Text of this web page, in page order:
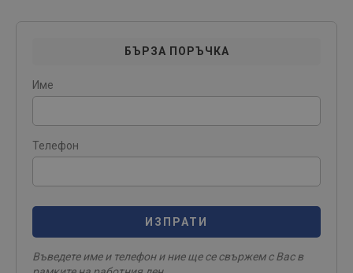
БЪРЗА ПОРЪЧКА
Име
Телефон
ИЗПРАТИ
Въведете име и телефон и ние ще се свържем с Вас в